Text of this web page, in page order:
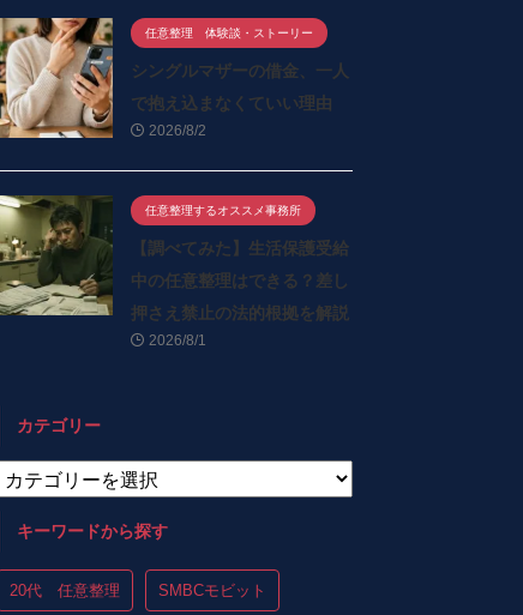
任意整理 体験談・ストーリー
シングルマザーの借金、一人
で抱え込まなくていい理由
2026/8/2
任意整理するオススメ事務所
【調べてみた】生活保護受給
中の任意整理はできる？差し
押さえ禁止の法的根拠を解説
2026/8/1
カテゴリー
キーワードから探す
20代 任意整理 SMBCモビット